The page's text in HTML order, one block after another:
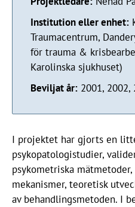
Institution eller enhet:
Traumacentrum,
för trauma &
Karolinska sjukhuset)
Beviljat år: 2001, 2002,
I projektet har gjorts en
psykopatologistudier,
psykometriska
mekanismer, teoretisk
av behandlingsmetoden. I